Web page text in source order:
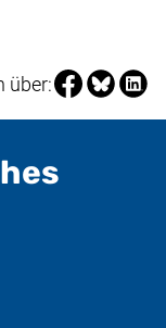
über:Seite über
Seite